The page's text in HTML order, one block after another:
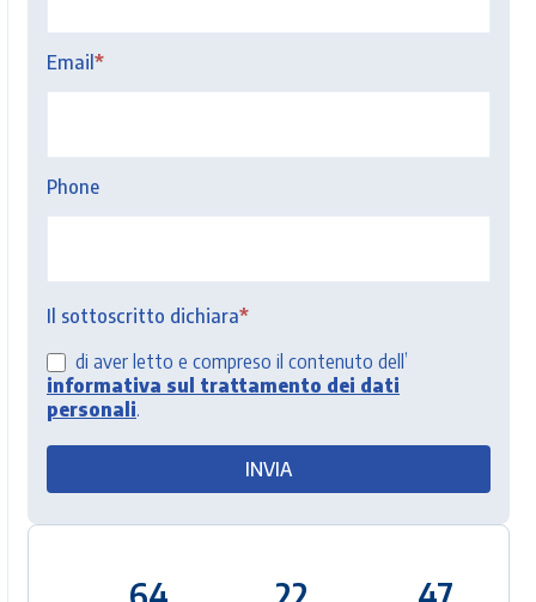
Email*
Phone
Il sottoscritto dichiara*
di aver letto e compreso il contenuto dell’
informativa sul trattamento dei dati
personali.
INVIA